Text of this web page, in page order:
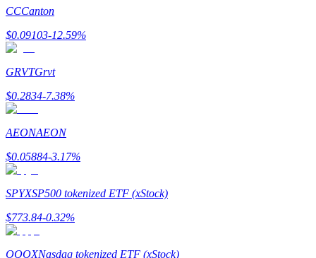
Анализ больших данных, включая торговую информацию
и т. д.
Гид
Руководство для начинающих по фьючерсам
CCCanton
$0.09103-12.59%
GRVTGrvt
$0.2834-7.38%
AEONAEON
$0.05884-3.17%
SPYXSP500 tokenized ETF (xStock)
$773.84-0.32%
QQQXNasdaq tokenized ETF (xStock)